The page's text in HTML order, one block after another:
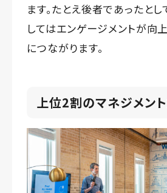
ます。たとえ後者であったと
してはエンゲージメントが向
につながります。
上位2割のマネジメン